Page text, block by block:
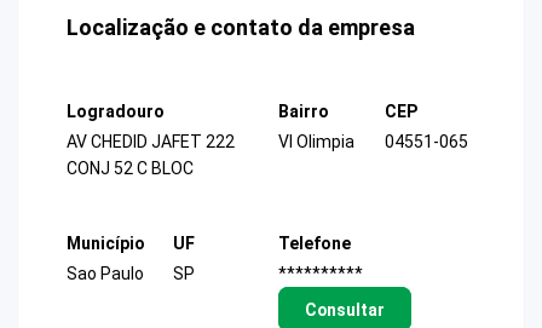
Localização e contato da empresa
Logradouro
AV CHEDID JAFET 222
CONJ 52 C BLOC
Bairro
Vl Olimpia
CEP
04551-065
Município
Sao Paulo
UF
SP
Telefone
**********
Consultar